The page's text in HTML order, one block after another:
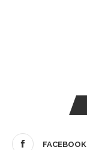
FACEBOOK